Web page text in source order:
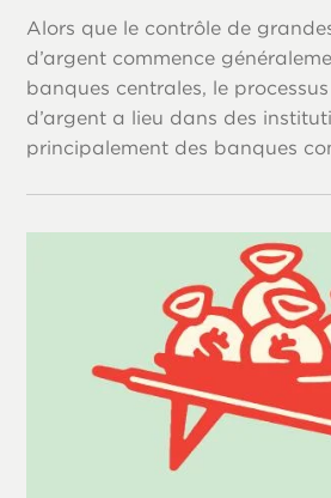
Alors que le contrôle de
d’argent commence
banques centrales, le
d’argent a lieu dans des
principalement des banques